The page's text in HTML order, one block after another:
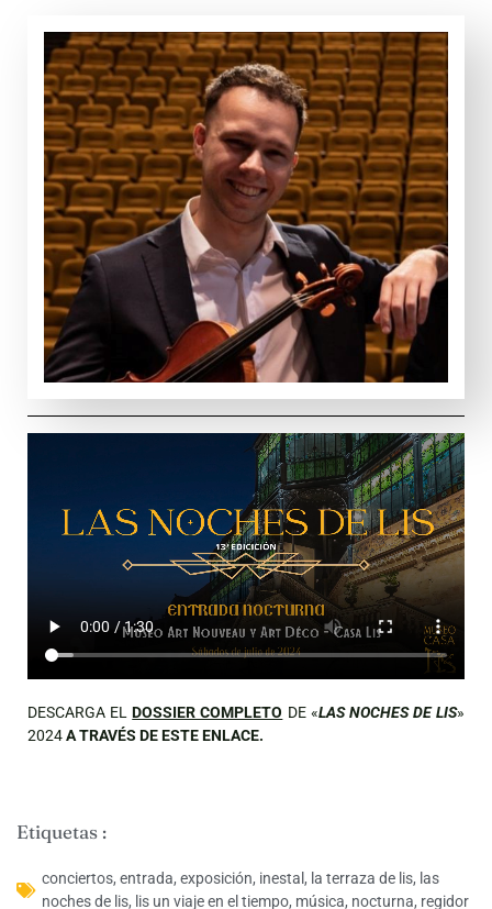
DESCARGA ELDOSSIER COMPLETO DE «LAS NOCHES DE LIS»
2024A TRAVÉS DE ESTE ENLACE.
Etiquetas :
conciertos, entrada, exposición, inestal , la terraza de lis, las
noches de lis, lis un viaje en el tiempo, música, nocturna, regidor